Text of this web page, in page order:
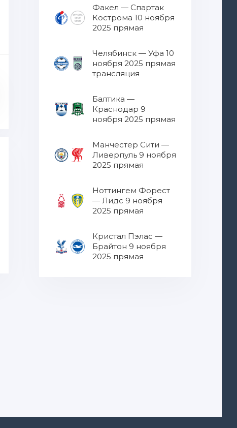
Факел — Спартак
Кострома 10 ноября
2025 прямая
Челябинск — Уфа 10
ноября 2025 прямая
трансляция
Балтика —
Краснодар 9
ноября 2025 прямая
Манчестер Сити —
Ливерпуль 9 ноября
2025 прямая
Ноттингем Форест
— Лидс 9 ноября
2025 прямая
Кристал Пэлас —
Брайтон 9 ноября
2025 прямая